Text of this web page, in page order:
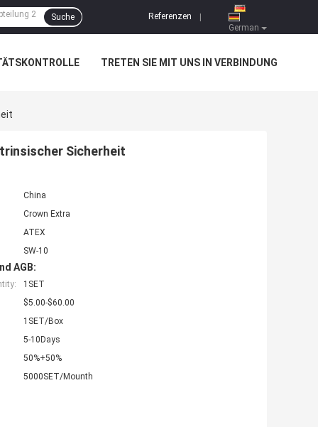
German
Referenzen
Suche
TRETEN SIE MIT UNS IN VERBINDUNG
Sicherheit
China
Crown Extra
ATEX
SW-10
AGB:
1SET
$5.00-$60.00
1SET/Box
5-10Days
50%+50%
5000SET/Mounth